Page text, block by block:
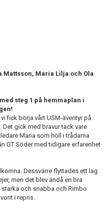
Mattsson, Maria Lilja och Ola
steg 1 på hemmaplan i
fick börja vårt USM-äventyr på
Det gick med bravur tack vare
Maria som höll i trådarna
GT Söder med tidigare erfarenhet
Dessvärre flyttades ett lag
men det blev ändå en bra
och snabba och Rimbo
i repris.